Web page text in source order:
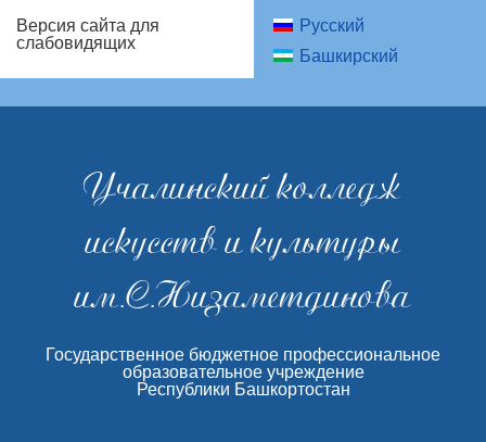
Версия сайта для
слабовидящих
Русский
Башкирский
Учалинский колледж
искусств и культуры
им.С.Низаметдинова
Государственное бюджетное профессиональное
образовательное учреждение
Республики Башкортостан